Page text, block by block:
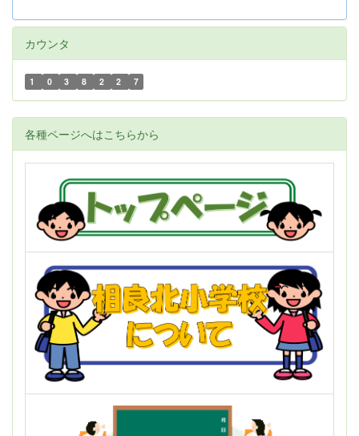
カウンタ
1 0 3 8 2 2 7
各種ページへはこちらから